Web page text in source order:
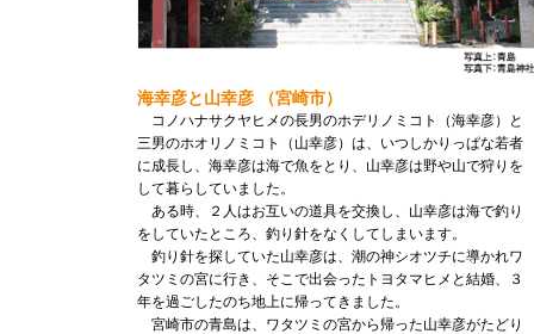
海幸彦と山幸彦 （宮崎市）
コノハナサクヤヒメの長男のホデリノミコト（海幸彦）と
三男のホオリノミコト（山幸彦）は、いつしかりっぱな若者
に成長し、海幸彦は海で魚をとり、山幸彦は野や山で狩りを
して暮らしていました。
ある時、２人はお互いの道具を交換し、山幸彦は海で釣り
をしていたところ、釣り針をなくしてしまいます。
釣り針を探していた山幸彦は、潮の神シオツチに導かれワ
タツミの宮に行き、そこで出会ったトヨタマヒメと結婚、３
年を過ごしたのち地上に帰ってきました。
宮崎市の青島は、ワタツミの宮から帰った山幸彦がたどり